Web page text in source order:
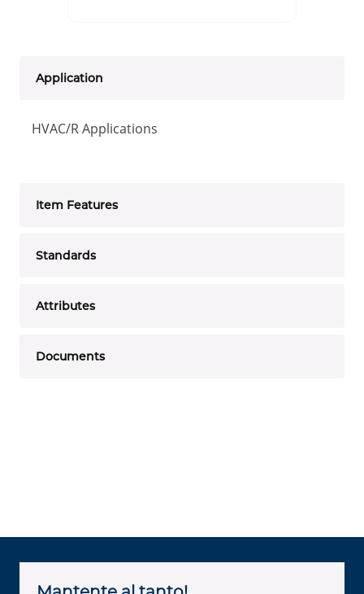
Application
HVAC/R Applications
Item Features
Standards
Attributes
Documents